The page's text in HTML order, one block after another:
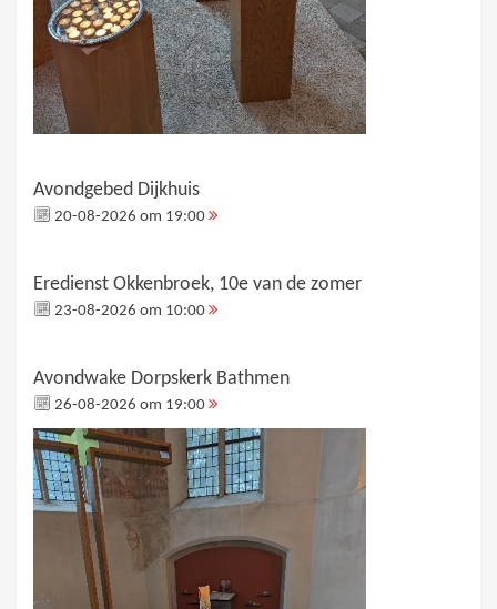
Avondgebed Dijkhuis
20-08-2026 om 19:00
Eredienst Okkenbroek, 10e van de zomer
23-08-2026 om 10:00
Avondwake Dorpskerk Bathmen
26-08-2026 om 19:00